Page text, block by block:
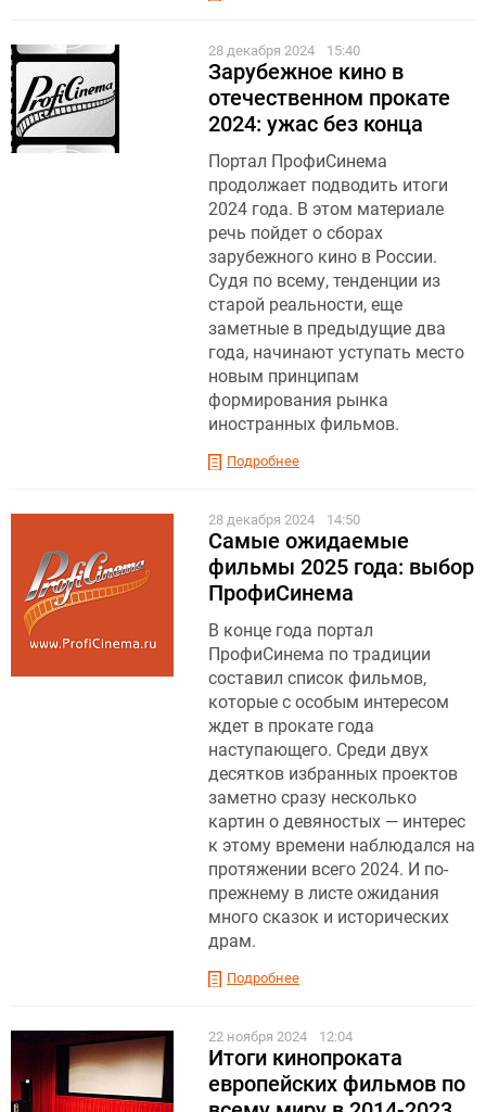
28 декабря 2024 15:40
Зарубежное кино в
отечественном прокате
2024: ужас без конца
Портал ПрофиСинема
продолжает подводить итоги
2024 года. В этом материале
речь пойдет о сборах
зарубежного кино в России.
Судя по всему, тенденции из
старой реальности, еще
заметные в предыдущие два
года, начинают уступать место
новым принципам
формирования рынка
иностранных фильмов.
Подробнее
28 декабря 2024 14:50
Самые ожидаемые
фильмы 2025 года: выбор
ПрофиСинема
В конце года портал
ПрофиСинема по традиции
составил список фильмов,
которые с особым интересом
ждет в прокате года
наступающего. Среди двух
десятков избранных проектов
заметно сразу несколько
картин о девяностых — интерес
к этому времени наблюдался на
протяжении всего 2024. И по-
прежнему в листе ожидания
много сказок и исторических
драм.
Подробнее
22 ноября 2024 12:04
Итоги кинопроката
европейских фильмов по